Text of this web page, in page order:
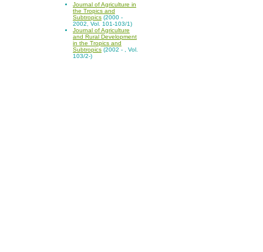
Journal of Agriculture in
the Tropics and
Subtropics (2000 -
2002, Vol. 101-103/1)
Journal of Agriculture
and Rural Development
in the Tropics and
Subtropics (2002 - , Vol.
103/2-)